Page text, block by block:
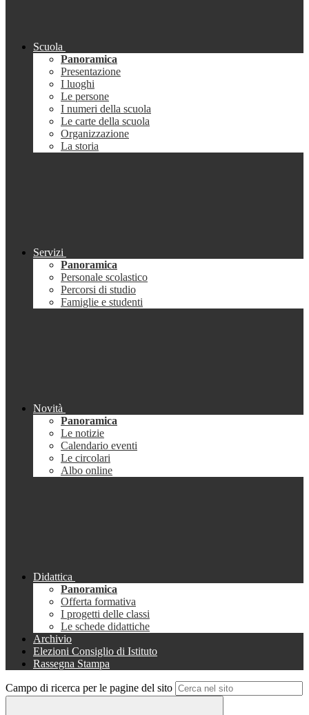
Scuola
Panoramica
Presentazione
I luoghi
Le persone
I numeri della scuola
Le carte della scuola
Organizzazione
La storia
Servizi
Panoramica
Personale scolastico
Percorsi di studio
Famiglie e studenti
Novità
Panoramica
Le notizie
Calendario eventi
Le circolari
Albo online
Didattica
Panoramica
Offerta formativa
I progetti delle classi
Le schede didattiche
Archivio
Elezioni Consiglio di Istituto
Rassegna Stampa
Campo di ricerca per le pagine del sito